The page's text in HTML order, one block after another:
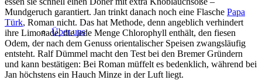
Über uns
Mundgeruch garantiert. Jan trinkt danach noch eine Flasche Papa
Türk, Roman nicht. Das hat Methode, denn angeblich verhindert
ihre Limonade, die jede Menge Chlorophyll enthält, den fiesen
Odem, der nach dem Genuss orientalischer Speisen zwangsläufig
entsteht. Ralf Dümmel macht den Test bei den Bremer Gründern
und kann bestätigen: Bei Roman müffelt es bedenklich, während bei
Jan höchstens ein Hauch Minze in der Luft liegt.